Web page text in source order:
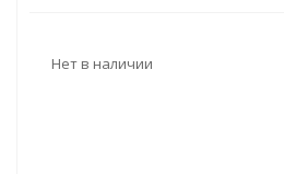
Нет в наличии